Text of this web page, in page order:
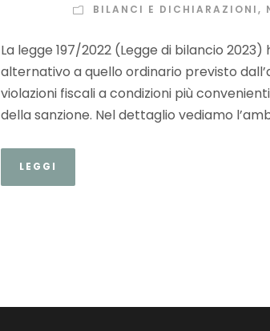
BILANCI E DICHIARAZIONI,
La legge 197/2022 (Legge di bilancio
alternativo a quello ordinario previsto
violazioni fiscali a condizioni più
della sanzione. Nel dettaglio vediamo
LEGGI